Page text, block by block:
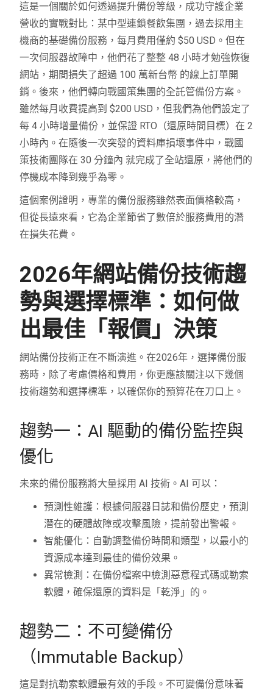
這是一個關於如何透過提升備份等級，成功守護企業
營收的實戰對比：某中型連鎖餐飲集團，過去採用主
機商的基礎備份服務，每月費用僅約 $50 USD。但在
一次伺服器故障中，他們花了整整 48 小時才勉強恢復
網站，期間損失了超過 100 萬新台幣 的線上訂單開
銷。後來，他們轉向戰國策集團的全託管備份方案。
雖然每月收費提高到 $200 USD，但我們為他們設定了
每 4 小時增量備份，並保證 RTO（還原時間目標）在 2
小時內。在隨後一次突發的資料庫損壞事件中，戰國
策技術團隊在 30 分鐘內 就完成了全站還原，將他們的
停機成本降到幾乎為零。
這個案例證明，專業的備份服務雖然表面價格較高，
但從長遠來看，它為企業節省了數倍於服務費用的潛
在損失花費。
2026年網站備份技術趨
勢與選擇標準：如何做
出最佳「報價」決策
網站備份技術正在不斷演進。在2026年，選擇備份服
務時，除了考慮價格和費用，你更應該關注以下幾個
技術趨勢和選擇標準，以確保你的預算花在刀口上。
趨勢一：AI 驅動的備份監控與
優化
未來的備份服務將大量採用 AI 技術。AI 可以：
預測性維護：根據伺服器日誌和備份歷史，預測
潛在的硬體故障或攻擊風險，提前發出警報。
智能優化：自動調整備份時間和類型，以最小的
資源成本達到最佳的備份效果。
異常檢測：在備份檔案中檢測惡意程式碼或勒索
軟體，確保還原的資料是「乾淨」的。
趨勢二：不可變備份
（Immutable Backup）
這是對抗勒索軟體最有效的手段。不可變備份意味著